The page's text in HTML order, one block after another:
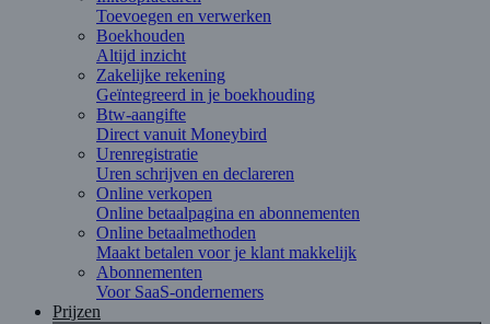
Toevoegen en verwerken
Boekhouden
Altijd inzicht
Zakelijke rekening
Geïntegreerd in je boekhouding
Btw-aangifte
Direct vanuit Moneybird
Urenregistratie
Uren schrijven en declareren
Online verkopen
Online betaalpagina en abonnementen
Online betaalmethoden
Maakt betalen voor je klant makkelijk
Abonnementen
Voor SaaS-ondernemers
Prijzen